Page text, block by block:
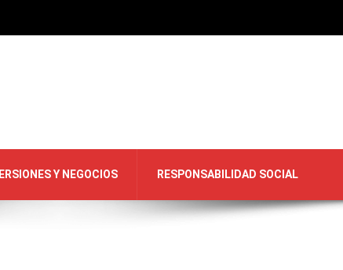
Y NEGOCIOS RESPONSABILIDAD SOCIAL